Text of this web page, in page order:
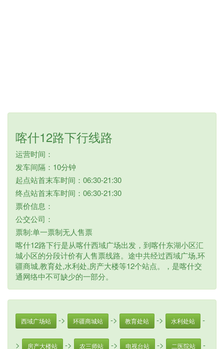
喀什12路下行线路
运营时间：
发车间隔：10分钟
起点站首末车时间：06:30-21:30
终点站首末车时间：06:30-21:30
票价信息：
公交公司：
票制:单一票制无人售票
喀什12路下行是从喀什西域广场出发，到喀什东湖小区汇
城小区的分段计价有人售票线路。途中共经过西域广场,环
疆商城,教育处,水利处,房产大楼等12个站点。，是喀什交
通网络中不可缺少的一部分。
西域广场站 -> 环疆商城站 -> 教育处站 -> 水利处站 -
> 房产大楼站 -> 农三师站 -> 电视台站 -> 二医院站 -